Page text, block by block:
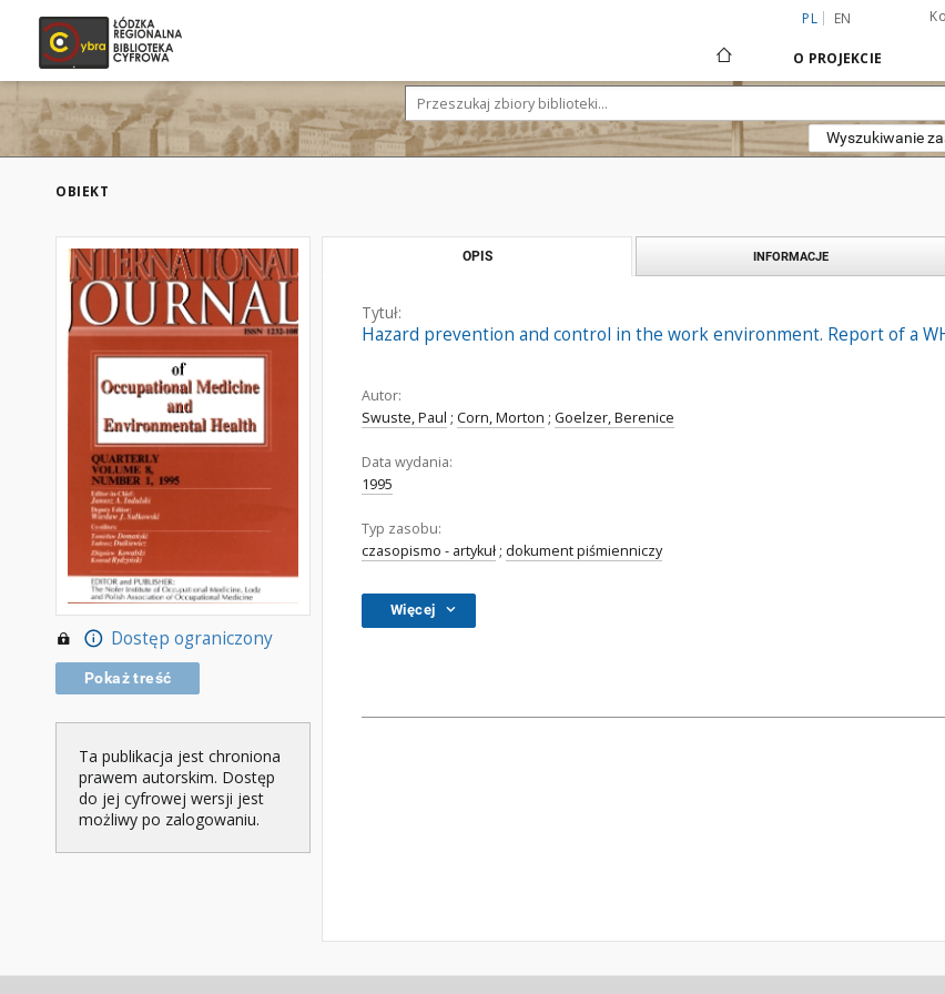
PL EN
O PROJEKCIE
Wyszukiwanie
OBIEKT
Dostęp ograniczony
Pokaż treść
Ta publikacja jest chroniona
prawem autorskim. Dostęp
do jej cyfrowej wersji jest
możliwy po zalogowaniu.
OPIS INFORMACJE
Tytuł:
Hazard prevention and control in the work environment. Report of a
Autor:
Swuste, Paul ; Corn, Morton ; Goelzer, Berenice
Data wydania:
1995
Typ zasobu:
czasopismo - artykuł ; dokument piśmienniczy
Więcej